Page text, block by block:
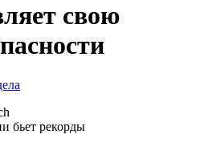
свою
бьет рекорды